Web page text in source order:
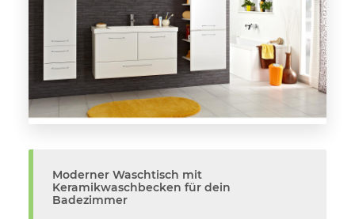
Moderner Waschtisch mit
Keramikwaschbecken für dein
Badezimmer